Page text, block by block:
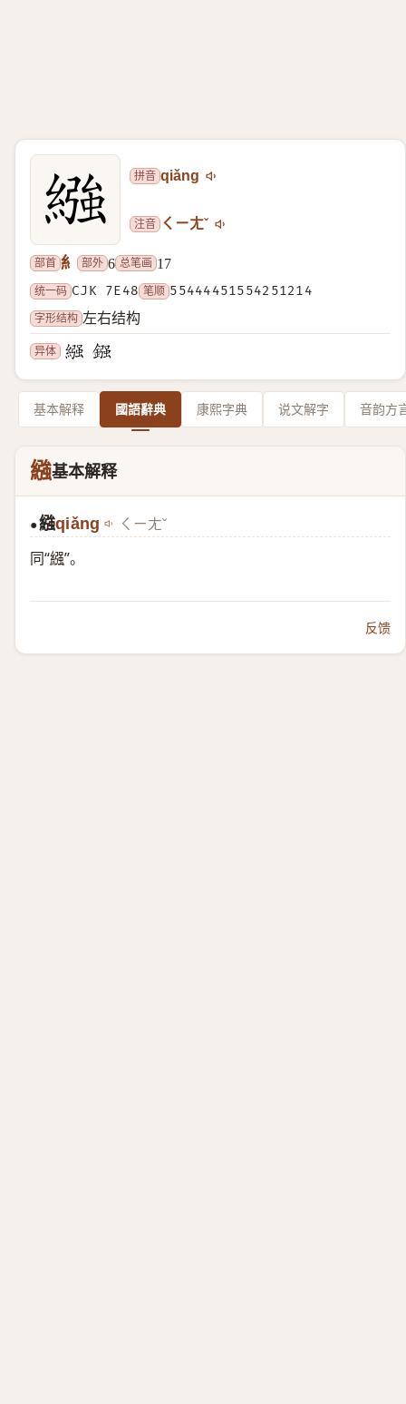
拼音 qiǎng
注音 ㄑㄧㄤˇ
部首 糹 部外 6 总笔画 17
统一码 CJK 7E48 笔顺 55444451554251214
字形结构 左右结构
异体
基本解释 國語辭典 康熙字典 说文解字 音韵方
繈基本解释
●繈qiǎng ㄑㄧㄤˇ
同“繦”。
反馈